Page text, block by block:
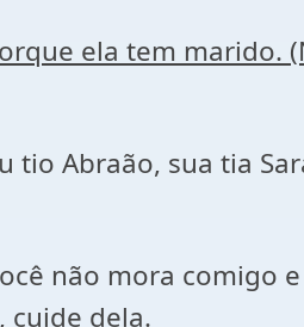
ela tem marido.
tio Abraão, sua tia
não mora comigo
cuide dela.